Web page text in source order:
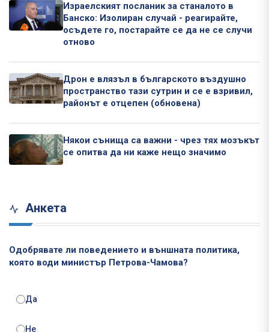
Израелският посланик за станалото в
Банско: Изолиран случай - реагирайте,
осъдете го, постарайте се да не се случи
отново
Дрон е влязъл в българското въздушно
пространство тази сутрин и се е взривил,
районът е отцепен (обновена)
Някои сънища са важни - чрез тях мозъкът
се опитва да ни каже нещо значимо
Анкета
Одобрявате ли поведението и външната политика,
която води министър Петрова-Чамова?
Да
Не